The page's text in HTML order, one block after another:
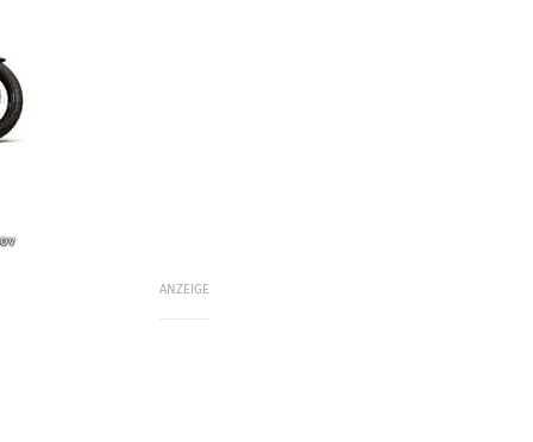
ANZEIGE